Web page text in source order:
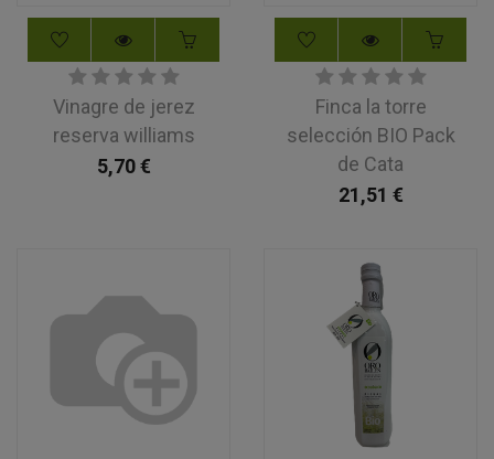
Vinagre de jerez
reserva williams
5,70€
Finca la torre
selección BIO Pack
de Cata
21,51 €